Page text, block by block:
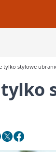
tylko stylowe